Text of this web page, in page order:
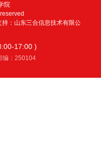
院
持：山东三合信息技术有限公
17:00 )
编：250104